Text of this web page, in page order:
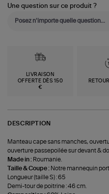
Une question sur ce produit ?
LIVRAISON
OFFERTE DÈS 150
€
DESCRIPTION
Manteau cape sans manches,
ouverture passepoilée sur devant &
Made in : Roumanie.
Taille & Coupe : Notre mannequin
Longueur (taille S) : 65
Demi-tour de poitrine : 46 cm.